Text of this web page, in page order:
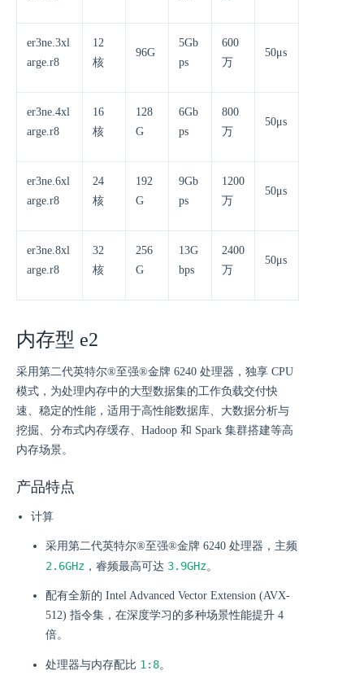
er3ne.3xl
arge.r8
12
核
96G
5Gb
ps
600
万
50μs
er3ne.4xl
arge.r8
16
核
128
G
6Gb
ps
800
万
50μs
er3ne.6xl
arge.r8
24
核
192
G
9Gb
ps
1200
万
50μs
er3ne.8xl
arge.r8
32
核
256
G
13G
bps
2400
万
50μs
内存型 e2
采用第二代英特尔®至强®金牌 6240 处理器，独享 CPU
模式，为处理内存中的大型数据集的工作负载交付快
速、稳定的性能，适用于高性能数据库、大数据分析与
挖掘、分布式内存缓存、Hadoop 和 Spark 集群搭建等高
内存场景。
产品特点
计算
采用第二代英特尔®至强®金牌 6240 处理器，主频
2.6GHz ，睿频最高可达 3.9GHz。
配有全新的 Intel Advanced Vector Extension (AVX-
512) 指令集，在深度学习的多种场景性能提升 4
倍。
处理器与内存配比 1:8。